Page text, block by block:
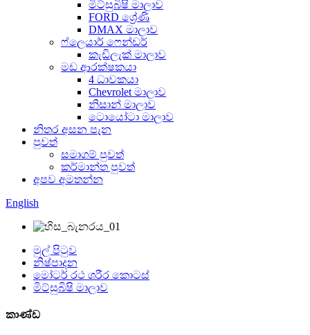
මිට්සුබිෂි මාලාව
FORD ශ්‍රේණි
DMAX මාලාව
ෆ්ලෙයාර් ෆෙන්ඩර්
කැඩිලැක් මාලාව
මඩ ආරක්ෂකයා
4 ධාවකයා
Chevrolet මාලාව
නිසාන් මාලාව
ටොයෝටා මාලාව
නිතර අසන පැන
පුවත්
සමාගම් පුවත්
කර්මාන්ත පුවත්
අපව අමතන්න
English
මුල් පිටුව
නිෂ්පාදන
මෝටර් රථ ශරීර කොටස්
මිට්සුබිෂි මාලාව
කාණ්ඩ